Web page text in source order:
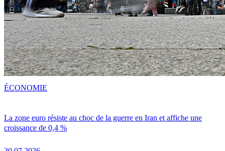
La zone euro résiste au choc de la guerre en Iran et affiche une
croissance de 0,4 %
ÉCONOMIE